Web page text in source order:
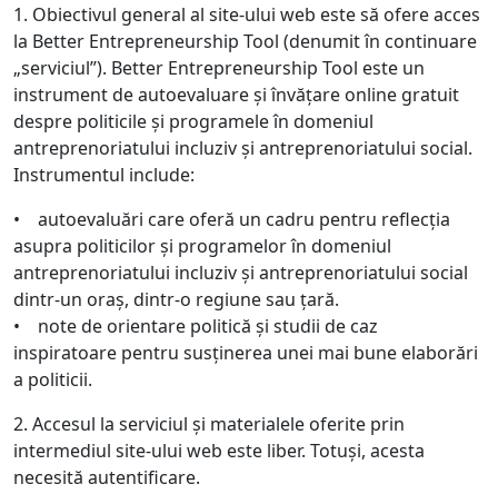
1. Obiectivul general al site-ului web este să ofere acces
la Better Entrepreneurship Tool (denumit în continuare
„serviciul”). Better Entrepreneurship Tool este un
instrument de autoevaluare și învățare online gratuit
despre politicile și programele în domeniul
antreprenoriatului incluziv și antreprenoriatului social.
Instrumentul include:
• autoevaluări care oferă un cadru pentru reflecția
asupra politicilor și programelor în domeniul
antreprenoriatului incluziv și antreprenoriatului social
dintr-un oraș, dintr-o regiune sau țară.
• note de orientare politică și studii de caz
inspiratoare pentru susținerea unei mai bune elaborări
a politicii.
2. Accesul la serviciul și materialele oferite prin
intermediul site-ului web este liber. Totuși, acesta
necesită autentificare.